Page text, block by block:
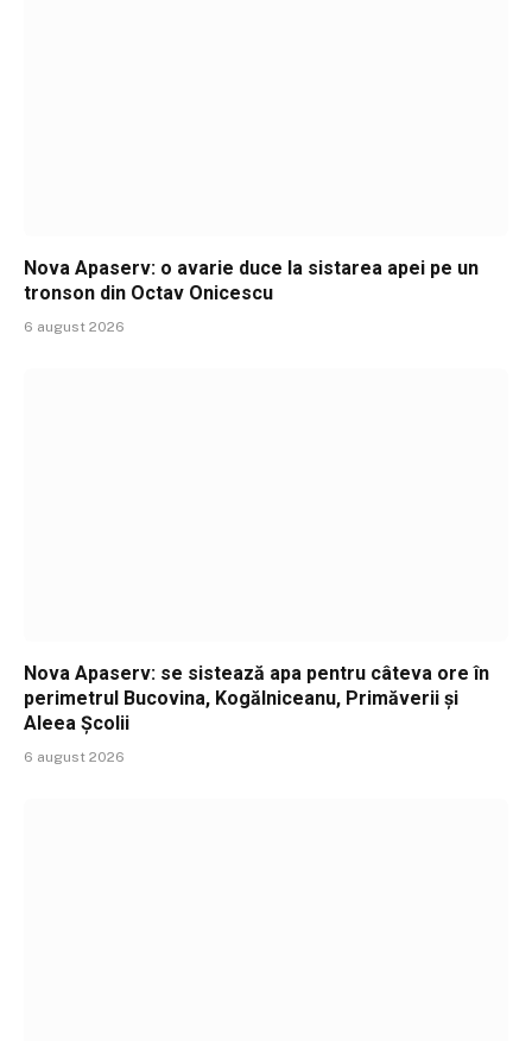
Nova Apaserv: o avarie duce la sistarea apei pe un
tronson din Octav Onicescu
6 august 2026
Nova Apaserv: se sistează apa pentru câteva ore în
perimetrul Bucovina, Kogălniceanu, Primăverii și
Aleea Școlii
6 august 2026